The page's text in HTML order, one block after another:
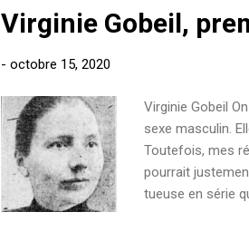
Virginie Gobeil,
- octobre 15, 2020
Virginie Gobeil
sexe masculin.
Toutefois, mes
pourrait
tueuse en série